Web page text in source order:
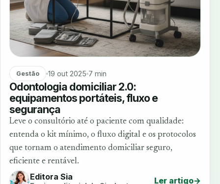
Gestão 19 out 2025 7 min
Odontologia domiciliar 2.0:
equipamentos portáteis, fluxo e
segurança
Leve o consultório até o paciente com qualidade:
entenda o kit mínimo, o fluxo digital e os protocolos
que tornam o atendimento domiciliar seguro,
eficiente e rentável.
Editora Sia Ler artigo→